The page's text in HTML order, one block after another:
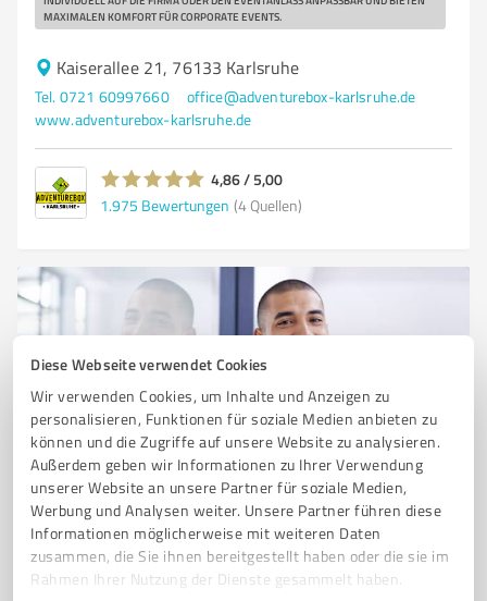
Diese Webseite verwendet Cookies
Wir verwenden Cookies, um Inhalte und Anzeigen zu
personalisieren, Funktionen für soziale Medien anbieten zu
können und die Zugriffe auf unsere Website zu analysieren.
Außerdem geben wir Informationen zu Ihrer Verwendung
unserer Website an unsere Partner für soziale Medien,
Werbung und Analysen weiter. Unsere Partner führen diese
Informationen möglicherweise mit weiteren Daten
zusammen, die Sie ihnen bereitgestellt haben oder die sie im
Rahmen Ihrer Nutzung der Dienste gesammelt haben.
MAXIMALEN KOMFORT FÜR CORPORATE EVENTS.
Kaiserallee 21, 76133 Karlsruhe
Tel. 0721 60997660
office@adventurebox-karlsruhe.de
www.adventurebox-karlsruhe.de
4,86 / 5,00
1.975 Bewertungen (4 Quellen)
Sie möchten auch hier gelistet werden?
Registrieren Sie sich jetzt und werden Sie ein von
Kunden empfohlener ProvenExpert!